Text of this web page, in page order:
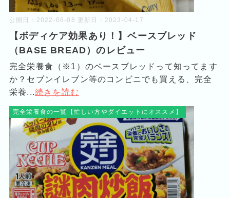
公開日： 2022-06-08 更新日： 2023-04-17
【ボディケア効果あり！】ベースブレッド
（BASE BREAD）のレビュー
完全栄養食（※1）のベースブレッドって知ってます
か？セブンイレブン等のコンビニでも買える、完全
栄養...続きを読む
完全栄養食の一覧【忙しい方やダイエットにオススメ】